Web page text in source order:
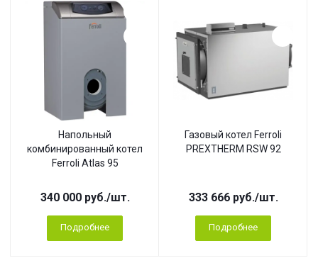
Напольный
комбинированный котел
Ferroli Atlas 95
340 000руб./шт.
Подробнее
Газовый котел Ferroli
PREXTHERM RSW 92
333 666руб./шт.
Подробнее